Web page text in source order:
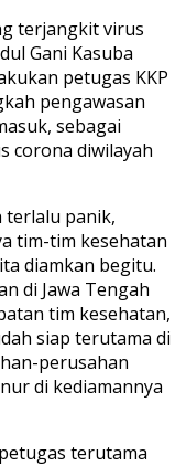
terjangkit virus
Gani Kasuba
petugas KKP
pengawasan
sebagai
corona diwilayah
terlalu panik,
tim-tim kesehatan
diamkan begitu.
di Jawa Tengah
tim kesehatan,
siap terutama di
perusahan
di kediamannya
terutama